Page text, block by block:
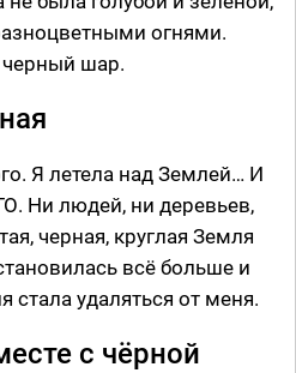
огнями.
шар.
Я летела над Землей… И
Ни людей, ни деревьев,
черная, круглая Земля
всё больше и
стала удаляться от меня.
с чёрной